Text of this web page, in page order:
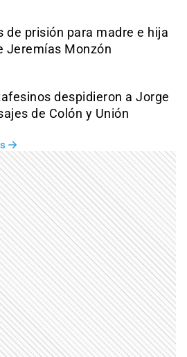
de prisión para madre e hija
Jeremías Monzón
despidieron a Jorge
de Colón y Unión